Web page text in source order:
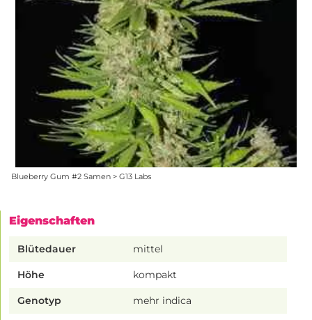
Blueberry Gum #2 Samen > G13 Labs
Eigenschaften
Blütedauer mittel
Höhe kompakt
Genotyp mehr indica